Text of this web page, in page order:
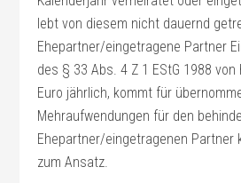
lebt von diesem nicht dauernd
Ehepartner/eingetragene Partner
des § 33 Abs. 4 Z 1 EStG 1988
Euro jährlich, kommt für
Mehraufwendungen für den
Ehepartner/eingetragenen Partner
zum Ansatz.